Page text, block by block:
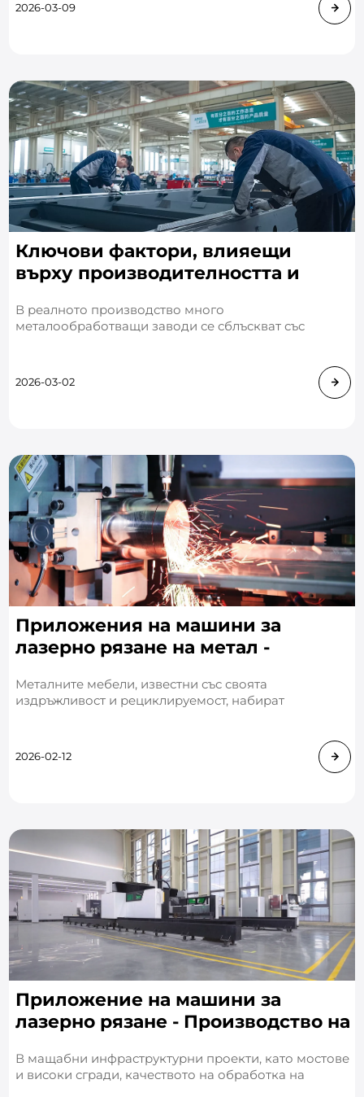
2026-03-09
Ключови фактори, влияещи
върху производителността и
машина за рязане
В реалното производство много
металообработващи заводи се сблъскват със
дават толкова различни резултати от р
2026-03-02
Приложения на машини за
лазерно рязане на метал -
Металните мебели, известни със своята
издръжливост и рециклируемост, набират
повече се превръщат в основен избор
2026-02-12
Приложение на машини за
лазерно рязане - Производство на
В мащабни инфраструктурни проекти, като мостове
и високи сгради, качеството на обработка на